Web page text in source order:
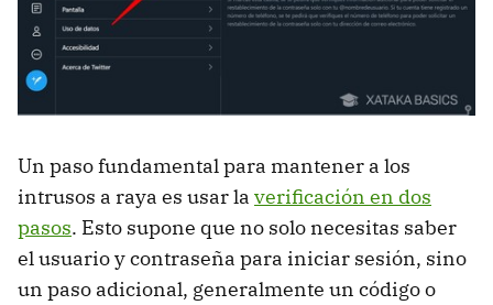
Un paso fundamental para mantener a los
intrusos a raya es usar la verificación en dos
pasos. Esto supone que no solo necesitas saber
el usuario y contraseña para iniciar sesión, sino
un paso adicional, generalmente un código o